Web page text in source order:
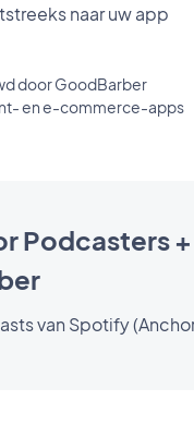
naar uw app
door GoodBarber
en e-commerce-apps
Podcasters +
van Spotify